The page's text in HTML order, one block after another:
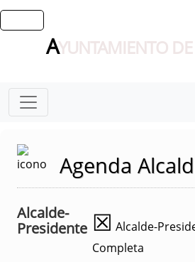
AYUNTAMIENTO
Agenda
Alcalde-
Presidente ☒ Alcalde-
Completa